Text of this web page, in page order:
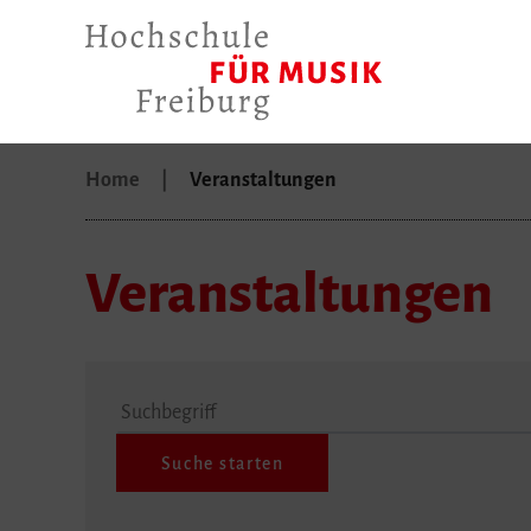
Home Veranstaltungen
Veranstaltungen
Suchbegriff